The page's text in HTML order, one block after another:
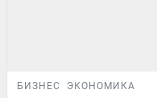
БИЗНЕС ЭКОНОМИКА